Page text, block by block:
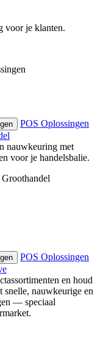
voor je klanten.
POS Oplossingen
nauwkeuring met
voor je handelsbalie.
POS Oplossingen
en houd
snelle, nauwkeurige en
— speciaal